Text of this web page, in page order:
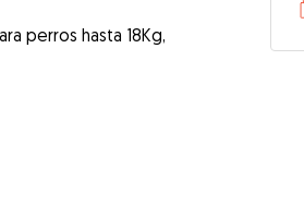
perros hasta 18Kg,